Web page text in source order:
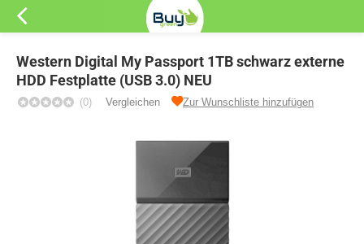
Western Digital My Passport 1TB schwarz externe
HDD Festplatte (USB 3.0) NEU
(0) Vergleichen Zur Wunschliste hinzufügen